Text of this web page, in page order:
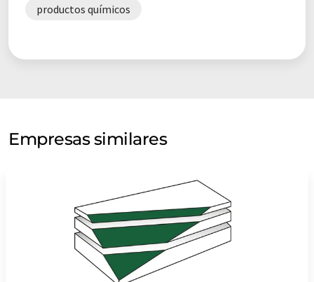
productos químicos
Empresas similares